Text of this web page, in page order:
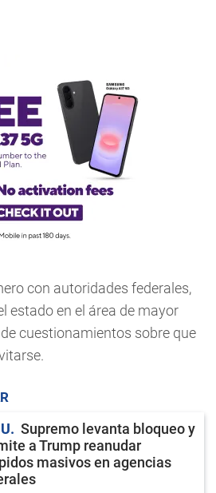
con autoridades federales,
estado en el área de mayor
cuestionamientos sobre que
Supremo levanta bloqueo y
a Trump reanudar
masivos en agencias